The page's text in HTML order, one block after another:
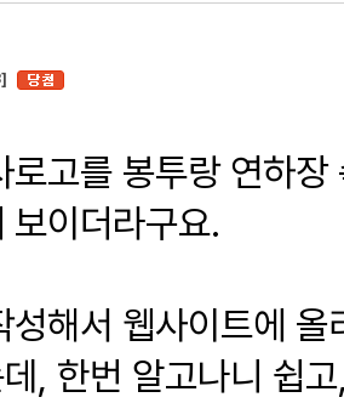
로고를 봉투랑 연하
보이더라구요.
성해서 웹사이트에 올
, 한번 알고나니 쉽